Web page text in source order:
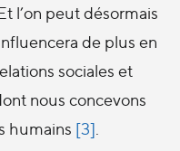
l’on peut désormais
de plus en
sociales et
nous concevons
humains [3]